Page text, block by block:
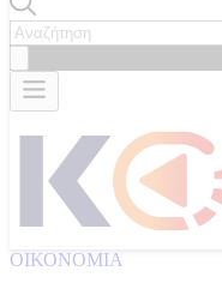
ΟΙΚΟΝΟΜΙΑ